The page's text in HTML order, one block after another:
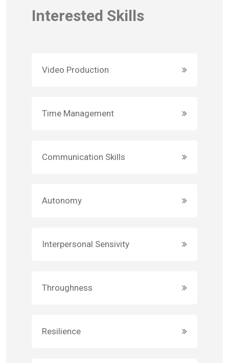
Interested Skills
Video Production
Time Management
Communication Skills
Autonomy
Interpersonal Sensivity
Throughness
Resilience